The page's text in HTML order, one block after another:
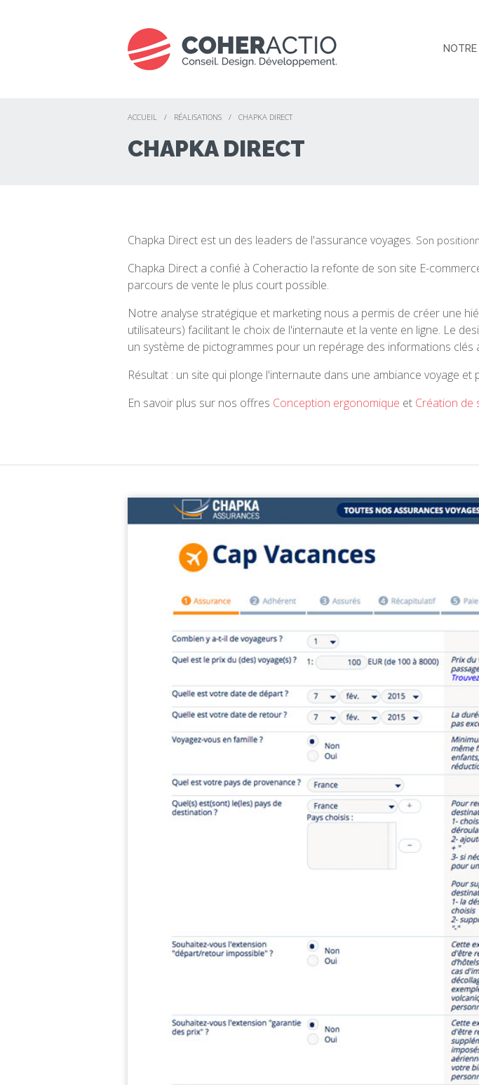
ACCUEIL / RÉALISATIONS / CHAPKA DIRECT
CHAPKA DIRECT
Chapka Direct est un des leaders de l'assurance voyages. Son
Chapka Direct a confié à Coheractio la refonte de son site E-
parcours de vente le plus court possible.
Notre analyse stratégique et marketing nous a permis de créer une
utilisateurs) facilitant le choix de l'internaute et la vente en ligne. Le
un système de pictogrammes pour un repérage des informations clés
Résultat : un site qui plonge l'internaute dans une ambiance voyage
En savoir plus sur nos offres Conception ergonomique et Création de